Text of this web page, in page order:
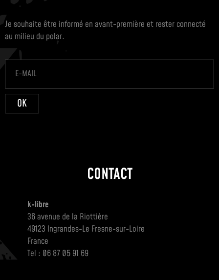
Je souhaite être informé en avant-première et rester connecté
au milieu du polar.
OK
CONTACT
k-libre
36 avenue de la Riottière
49123 Ingrandes-Le Fresne-sur-Loire
France
Tel : 06 87 05 91 69